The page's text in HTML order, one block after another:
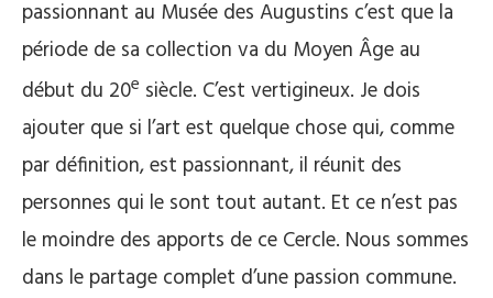
passionnant au Musée des Augustins c’est que la
période de sa collection va du Moyen Âge au
début du 20e siècle. C’est vertigineux. Je dois
ajouter que si l’art est quelque chose qui, comme
par définition, est passionnant, il réunit des
personnes qui le sont tout autant. Et ce n’est pas
le moindre des apports de ce Cercle. Nous sommes
dans le partage complet d’une passion commune.